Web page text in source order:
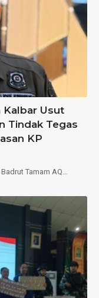
Kalbar Usut
Tindak Tegas
KP
Tamam AQ…